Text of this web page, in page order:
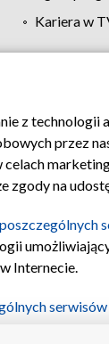
Kariera w
z
przez
celach
zgody na
poszczególnych
Internecie.
serwisów